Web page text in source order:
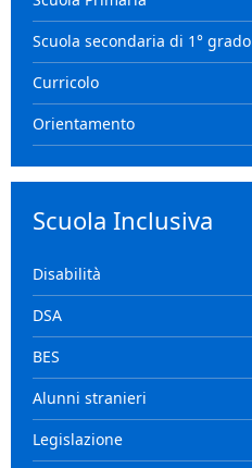
Scuola secondaria di 1° grado
Curricolo
Orientamento
Scuola Inclusiva
Disabilità
DSA
BES
Alunni stranieri
Legislazione